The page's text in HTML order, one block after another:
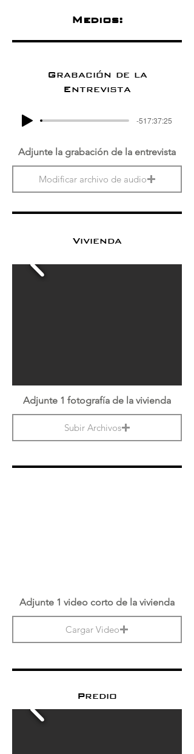
Medios:
Grabación de la
Entrevista
-517:37:25
Adjunte la grabación de la entrevista
Modificar archivo de audio
Vivienda
Adjunte 1 fotografía de la vivienda
Subir Archivos
Adjunte 1 video corto de la vivienda
Cargar Video
Predio